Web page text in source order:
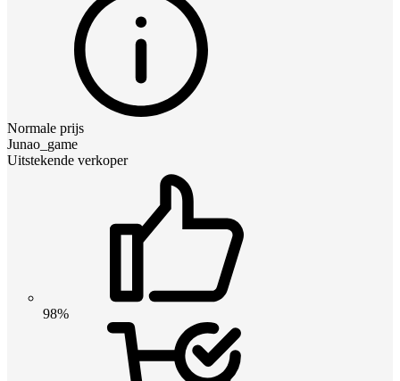
Normale prijs
Junao_game
Uitstekende verkoper
98%